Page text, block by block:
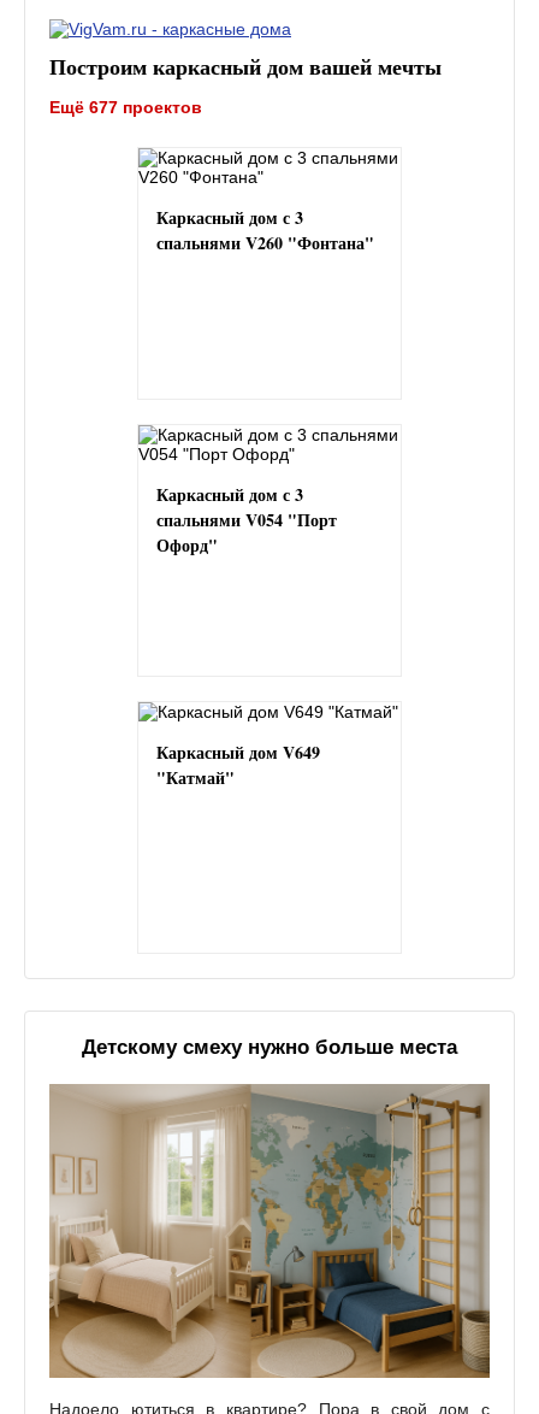
Построим каркасный дом вашей мечты
Ещё 677 проектов
Каркасный дом с 3
спальнями V260 "Фонтана"
Каркасный дом с 3
спальнями V054 "Порт
Офорд"
Каркасный дом V649
"Катмай"
Детскому смеху нужно больше места
Надоело ютиться в квартире? Пора в свой дом с